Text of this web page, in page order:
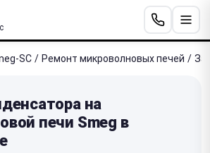
SC / Ремонт микроволновых печей /
на
печи Smeg в